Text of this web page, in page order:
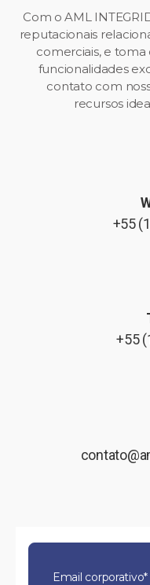
Com o AML
reputacionais
comerciais, e toma
funcionalidades
contato com
recursos
+55
+55
Email corporativo*